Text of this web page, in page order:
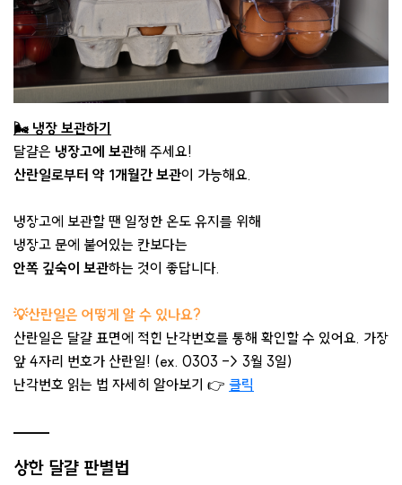
🌬️ 냉장 보관하기
달걀은 냉장고에 보관해 주세요!
산란일로부터 약 1개월간 보관이 가능해요.
냉장고에 보관할 땐 일정한 온도 유지를 위해
냉장고 문에 붙어있는 칸보다는
안쪽 깊숙이 보관하는 것이 좋답니다.
💡산란일은 어떻게 알 수 있나요?
산란일은 달걀 표면에 적힌 난각번호를 통해 확인할 수 있어요. 가장
앞 4자리 번호가 산란일! (ex. 0303 -> 3월 3일)
난각번호 읽는 법 자세히 알아보기 👉 클릭
상한 달걀 판별법